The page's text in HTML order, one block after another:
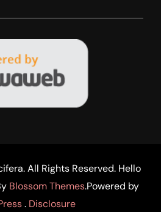
All Rights Reserved. Hello
Blossom Themes .Powered by
Disclosure